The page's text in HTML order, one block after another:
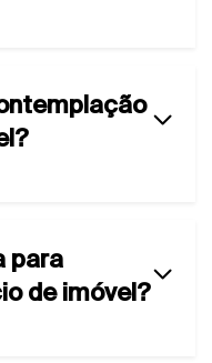
para
de imóvel?